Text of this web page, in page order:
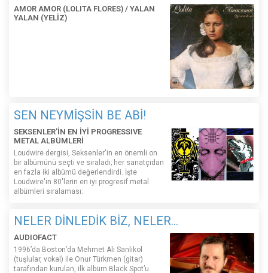
AMOR AMOR (LOLITA FLORES) / YALAN
YALAN (YELİZ)
SEN NEYMİŞSİN BE ABİ!
SEKSENLER'İN EN İYİ PROGRESSIVE
METAL ALBÜMLERİ
Loudwire dergisi, Seksenler'in en önemli on
bir albümünü seçti ve sıraladı; her sanatçıdan
en fazla iki albümü değerlendirdi. İşte
Loudwire'ın 80'lerin en iyi progresif metal
albümleri sıralaması:
NELER DİNLEDİK BİZ, NELER...
AUDIOFACT
1996’da Boston’da Mehmet Ali Sanlıkol
(tuşlular, vokal) ile Onur Türkmen (gitar)
tarafından kurulan, ilk albüm Black Spot’u